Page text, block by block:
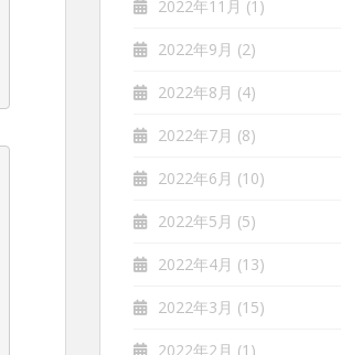
2022年11月 (1)
2022年9月 (2)
2022年8月 (4)
2022年7月 (8)
2022年6月 (10)
2022年5月 (5)
2022年4月 (13)
2022年3月 (15)
2022年2月 (1)